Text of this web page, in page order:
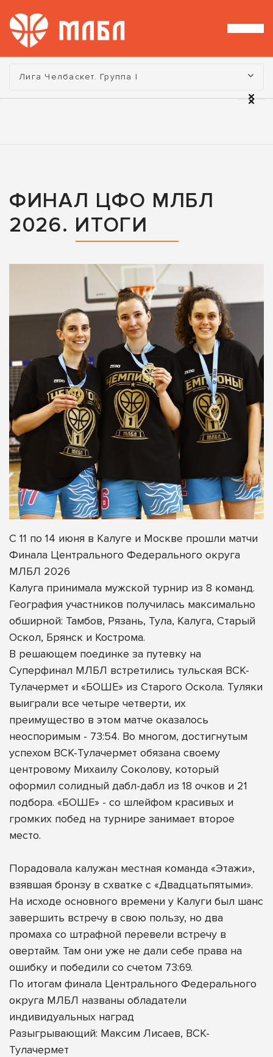
Турнир:
Лига Челбаскет. Группа I
ФИНАЛ ЦФО МЛБЛ
2026. ИТОГИ
С 11 по 14 июня в Калуге и Москве прошли матчи
Финала Центрального Федерального округа
МЛБЛ 2026
Калуга принимала мужской турнир из 8 команд.
География участников получилась максимально
обширной: Тамбов, Рязань, Тула, Калуга, Старый
Оскол, Брянск и Кострома.
В решающем поединке за путевку на
Суперфинал МЛБЛ встретились тульская ВСК-
Тулачермет и «БОШЕ» из Старого Оскола. Туляки
выиграли все четыре четверти, их
преимущество в этом матче оказалось
неоспоримым - 73:54. Во многом, достигнутым
успехом ВСК-Тулачермет обязана своему
центровому Михаилу Соколову, который
оформил солидный дабл-дабл из 18 очков и 21
подбора. «БОШЕ» - со шлейфом красивых и
громких побед на турнире занимает второе
место.
Порадовала калужан местная команда «Этажи»,
взявшая бронзу в схватке с «Двадцатьпятыми».
На исходе основного времени у Калуги был шанс
завершить встречу в свою пользу, но два
промаха со штрафной перевели встречу в
овертайм. Там они уже не дали себе права на
ошибку и победили со счетом 73:69.
По итогам финала Центрального Федерального
округа МЛБЛ названы обладатели
индивидуальных наград
Разыгрывающий: Максим Лисаев, ВСК-
Тулачермет